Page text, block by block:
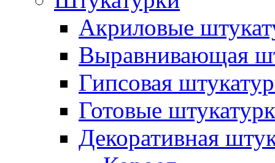
Акриловые
Выравнивающая
Гипсовая
Готовые
Декоративная